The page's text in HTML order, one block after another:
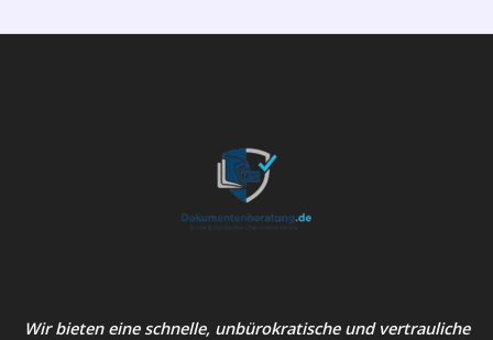
Wir bieten eine schnelle, unbürokratische und vertrauliche